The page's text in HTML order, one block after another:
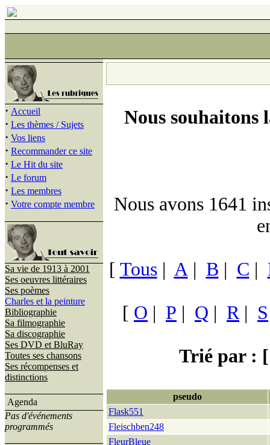
· Accueil
· Les thèmes / Sujets
· Vos liens
· Recommander ce site
· Le Hit du site
· Le forum
· Les membres
· Votre compte membre
Sa vie de 1913 à 2001
Ses oeuvres littéraires
Ses poèmes
Charles et la peinture
Bibliographie
Sa filmographie
Sa discographie
Ses DVD et BluRay
Toutes ses chansons
Ses récompenses et
distinctions
Agenda
Pas d'événements
programmés
Nous souhaitons
Nous avons 1641
[ Tous| A| B | C |
[ O | P | Q | R| S
Trié par : [
pseudo
Flask551
Fleischben248
FleurBleue